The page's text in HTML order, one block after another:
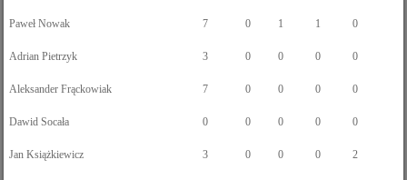
Paweł Nowak 7 0 1 1 0
Adrian Pietrzyk 3 0 0 0 0
Aleksander Frąckowiak 7 0 0 0 0
Dawid Socała 0 0 0 0 0
Jan Książkiewicz 3 0 0 0 2